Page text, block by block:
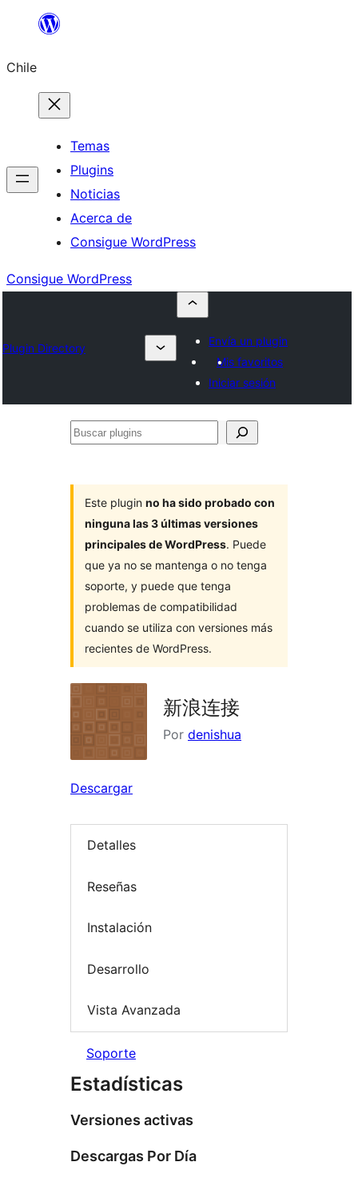
Saltar
contenido
Chile
Temas
Plugins
Noticias
Acerca de
Consigue WordPress
Consigue WordPress
Plugin Directory
Envía un plugin
Mis favoritos
Iniciar sesión
Buscar
Este plugin no ha sido probado con
ninguna las 3 últimas versiones
principales de WordPress. Puede
que ya no se mantenga o no tenga
soporte, y puede que tenga
problemas de compatibilidad
cuando se utiliza con versiones más
recientes de WordPress.
新浪连接
Por denishua
Descargar
Detalles
Reseñas
Instalación
Desarrollo
Vista Avanzada
Soporte
Estadísticas
Versiones activas
Descargas Por Día